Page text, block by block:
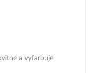
a vyfarbuje